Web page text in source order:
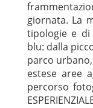
giornata. La
tipologie e
blu: dalla
parco
estese aree
percorso